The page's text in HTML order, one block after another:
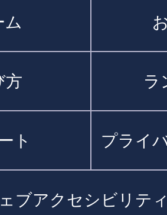
ム
方 ラ
ト プライ
ブアクセシビリテ